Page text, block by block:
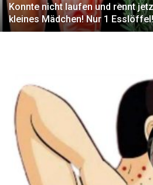
Konnte nicht laufen und rennt
kleines Mädchen! Nur 1 Esslöffel!